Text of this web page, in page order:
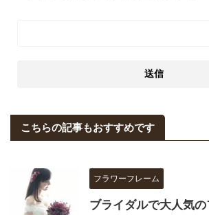
こちらの記事もおすすめです
フラワーフレーム
ブライダルで大人気